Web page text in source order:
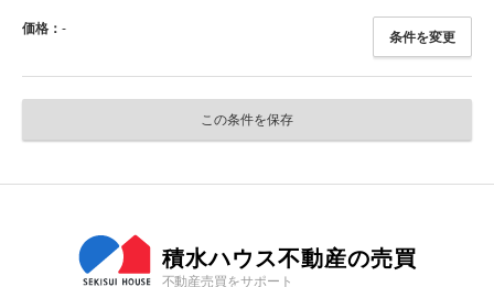
価格： -
条件を変更
この条件を保存
積水ハウス不動産の売買
不動産売買をサポート